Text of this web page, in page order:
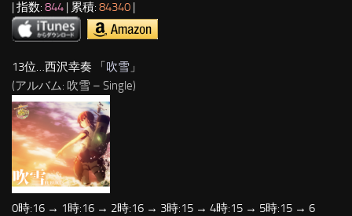
| 指数: 844 | 累積: 84340 |
13位…西沢幸奏 「吹雪 」
(アルバム: 吹雪 – Single)
0時:16 → 1時:16 → 2時:16 → 3時:15 → 4時:15 → 5時:15 → 6